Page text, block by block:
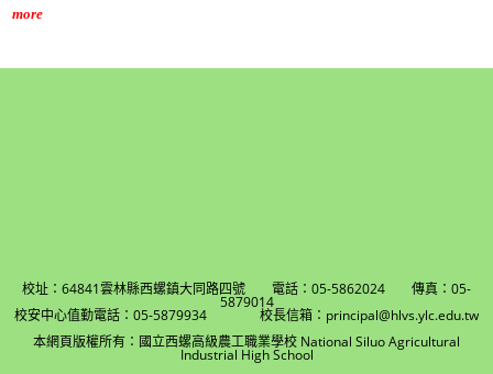
more
校址：64841雲林縣西螺鎮大同路四號 電話：05-5862024 傳真：05-
5879014
校安中心值勤電話：05-5879934 校長信箱：principal@hlvs.ylc.edu.tw
本網頁版權所有：國立西螺高級農工職業學校 National Siluo Agricultural
Industrial High School